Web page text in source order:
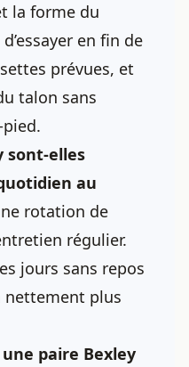
la forme du
en fin de
prévues, et
talon sans
pied.
sont-elles
au
rotation de
régulier.
jours sans repos
nettement plus
paire Bexley